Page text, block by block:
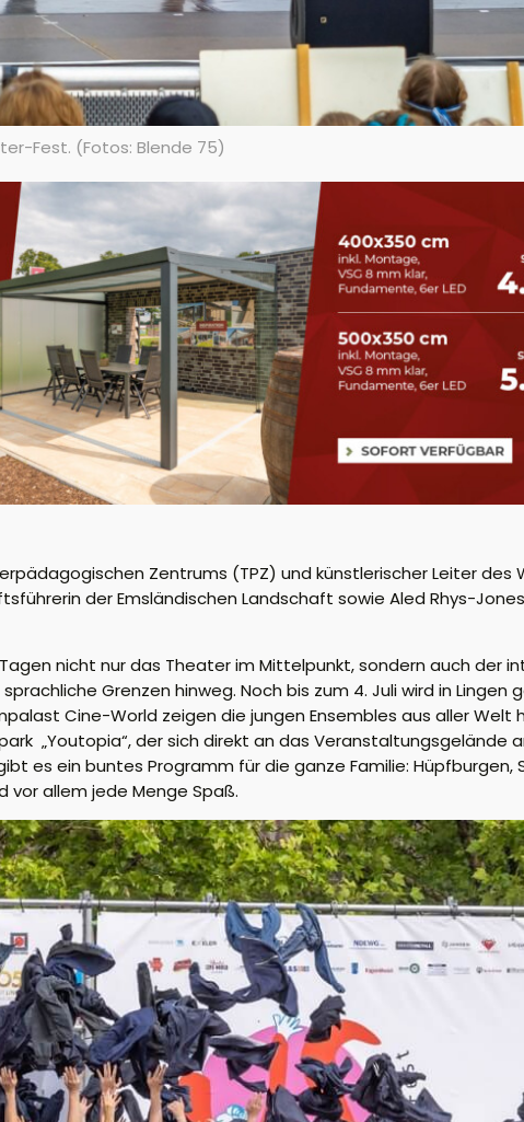
Fest. (Fotos: Blende 75)
Zentrums (TPZ) und künstlerischer Leiter des
der Emsländischen Landschaft sowie Aled Rhys-
nicht nur das Theater im Mittelpunkt, sondern auch der
Grenzen hinweg. Noch bis zum 4. Juli wird in
Cine-World zeigen die jungen Ensembles aus aller Welt
„Youtopia“, der sich direkt an das Veranstaltungsgelände
es ein buntes Programm für die ganze Familie: Hüpfburgen,
allem jede Menge Spaß.